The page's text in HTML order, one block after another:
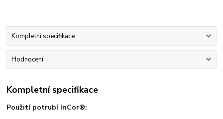
Kompletní specifikace
Hodnocení
Kompletní specifikace
Použití potrubí InCor®: